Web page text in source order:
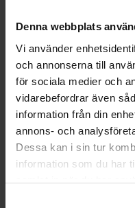
Denna webbplats
Vi använder
och annonserna till
för sociala medier och
vidarebefordrar även
information från din
annons- och
Dessa kan i sin tur
information som du har
Distorsion (THD)
Dimning och styrning
Dimningsbar
Dimning 0-10 V
Dimning 1-10 V
Dimning DALI
Dimning DALI-2